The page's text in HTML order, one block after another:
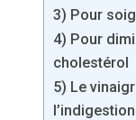
3) Pour
4) Pour
cholestérol
5) Le
l’indigestion